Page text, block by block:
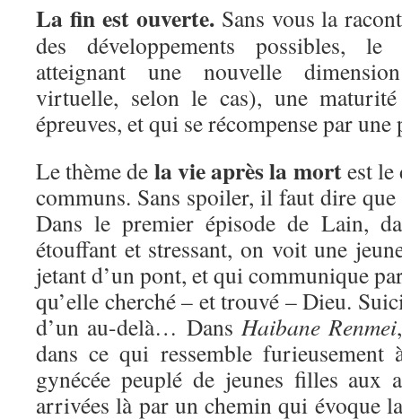
La fin est ouverte.Sans vous la
des développements possibles, le
atteignant une nouvelle
virtuelle, selon le cas), une
épreuves, et qui se récompense par
Le thème de la vie après la mortest le
communs. Sans spoiler, il faut dire que
Dans le premier épisode de Lain,
étouffant et stressant, on voit une
jetant d’un pont, et qui communique
qu’elle cherché – et trouvé – Dieu.
d’un au-delà… Dans Haibane Renmei
dans ce qui ressemble furieusement
gynécée peuplé de jeunes filles aux
arrivées là par un chemin qui évoque